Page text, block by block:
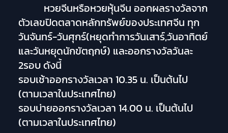
หวยจีนหรือหวยหุ้นจีน ออกผลรางวัลจาก
ตัวเลขปิดตลาดหลักทรัพย์ของประเทศจีน ทุก
วันจันทร์-วันศุกร์(หยุดทำการวันเสาร์,วันอาทิตย์
และวันหยุดนักขัตฤกษ์) และออกรางวัลวันละ
2รอบ ดังนี้
รอบเช้าออกรางวัลเวลา 10.35 น. เป็นต้นไป
(ตามเวลาในประเทศไทย)
รอบบ่ายออกรางวัลเวลา 14.00 น. เป็นต้นไป
(ตามเวลาในประเทศไทย)